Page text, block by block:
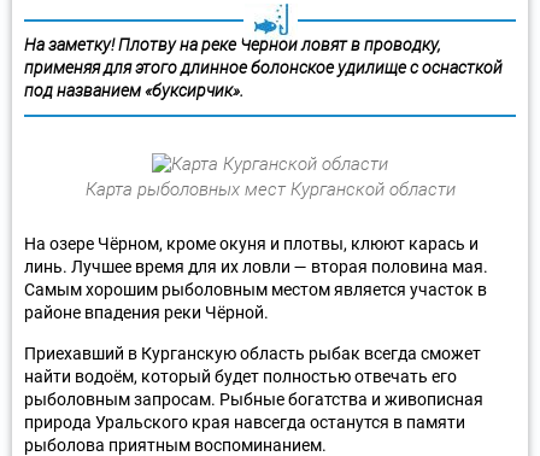
На заметку! Плотву на реке Чёрной ловят в проводку,
применяя для этого длинное болонское удилище с оснасткой
под названием «буксирчик».
Карта рыболовных мест Курганской области
На озере Чёрном, кроме окуня и плотвы, клюют карась и
линь. Лучшее время для их ловли — вторая половина мая.
Самым хорошим рыболовным местом является участок в
районе впадения реки Чёрной.
Приехавший в Курганскую область рыбак всегда сможет
найти водоём, который будет полностью отвечать его
рыболовным запросам. Рыбные богатства и живописная
природа Уральского края навсегда останутся в памяти
рыболова приятным воспоминанием.